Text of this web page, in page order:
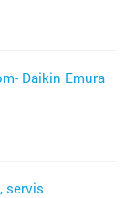
Daikin Emura
servis